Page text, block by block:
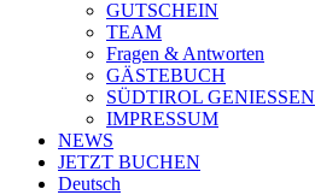
GUTSCHEIN
TEAM
Fragen & Antworten
GÄSTEBUCH
SÜDTIROL GENIESSEN
IMPRESSUM
NEWS
JETZT BUCHEN
Deutsch